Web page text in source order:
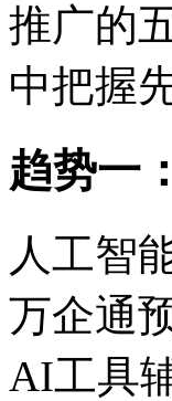
推广的
中把握
趋势一：
人工智
万企通
AI工具